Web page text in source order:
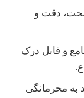
دقت و
و قابل درک
محرمانگی